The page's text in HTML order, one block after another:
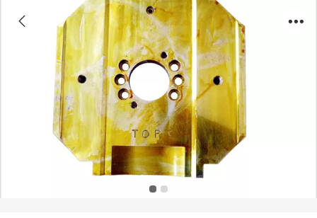
轴承盖顶部/BEARING CAP TOP